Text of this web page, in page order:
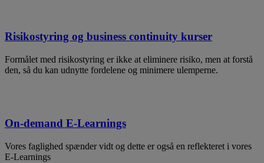
Risikostyring og business continuity kurser
Formålet med risikostyring er ikke at eliminere risiko, men at forstå
den, så du kan udnytte fordelene og minimere ulemperne.
On-demand E-Learnings
Vores faglighed spænder vidt og dette er også en reflekteret i vores
E-Learnings